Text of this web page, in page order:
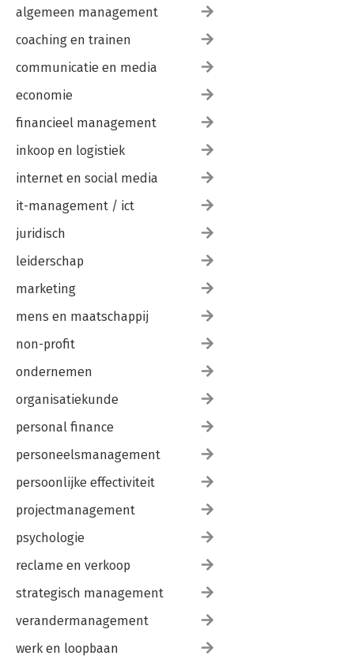
algemeen management
coaching en trainen
communicatie en media
economie
financieel management
inkoop en logistiek
internet en social media
it-management / ict
juridisch
leiderschap
marketing
mens en maatschappij
non-profit
ondernemen
organisatiekunde
personal finance
personeelsmanagement
persoonlijke effectiviteit
projectmanagement
psychologie
reclame en verkoop
strategisch management
verandermanagement
werk en loopbaan